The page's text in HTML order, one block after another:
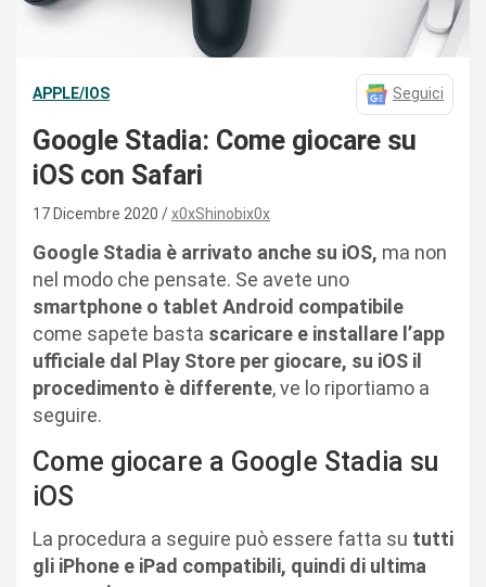
APPLE/IOS Seguici
Google Stadia: Come giocare su
iOS con Safari
17 Dicembre 2020 x0xShinobix0x
Google Stadia è arrivato anche su iOS, ma non
nel modo che pensate. Se avete uno
smartphone o tablet Android compatibile
come sapete basta scaricare e installare l’app
ufficiale dal Play Store per giocare, su iOS il
procedimento è differente, ve lo riportiamo a
seguire.
Come giocare a Google Stadia su
iOS
La procedura a seguire può essere fatta su tutti
gli iPhone e iPad compatibili, quindi di ultima